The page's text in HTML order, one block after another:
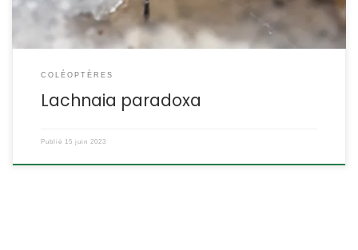
COLÉOPTÈRES
Lachnaia paradoxa
Publié 15 juin 2023